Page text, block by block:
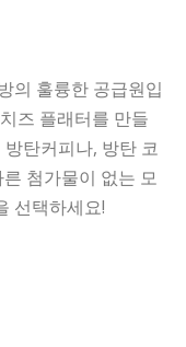
의 훌륭한 공급원입
즈 플래터를 만들
탄커피나, 방탄 코
첨가물이 없는 모
선택하세요!